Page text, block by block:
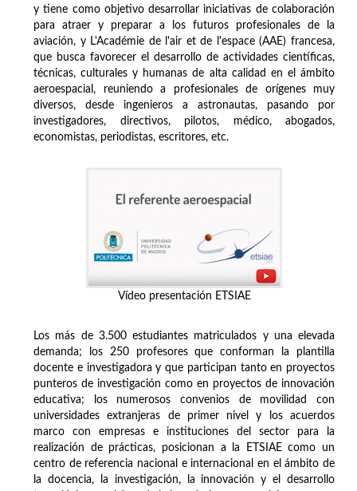
y tiene como objetivo desarrollar iniciativas de colaboración
para atraer y preparar a los futuros profesionales de la
aviación, y L'Académie de l'air et de l'espace (AAE) francesa,
que busca favorecer el desarrollo de actividades científicas,
técnicas, culturales y humanas de alta calidad en el ámbito
aeroespacial, reuniendo a profesionales de orígenes muy
diversos, desde ingenieros a astronautas, pasando por
investigadores, directivos, pilotos, médico, abogados,
economistas, periodistas, escritores, etc.
Vídeo presentación ETSIAE
Los más de 3.500 estudiantes matriculados y una elevada
demanda; los 250 profesores que conforman la plantilla
docente e investigadora y que participan tanto en proyectos
punteros de investigación como en proyectos de innovación
educativa; los numerosos convenios de movilidad con
universidades extranjeras de primer nivel y los acuerdos
marco con empresas e instituciones del sector para la
realización de prácticas, posicionan a la ETSIAE como un
centro de referencia nacional e internacional en el ámbito de
la docencia, la investigación, la innovación y el desarrollo